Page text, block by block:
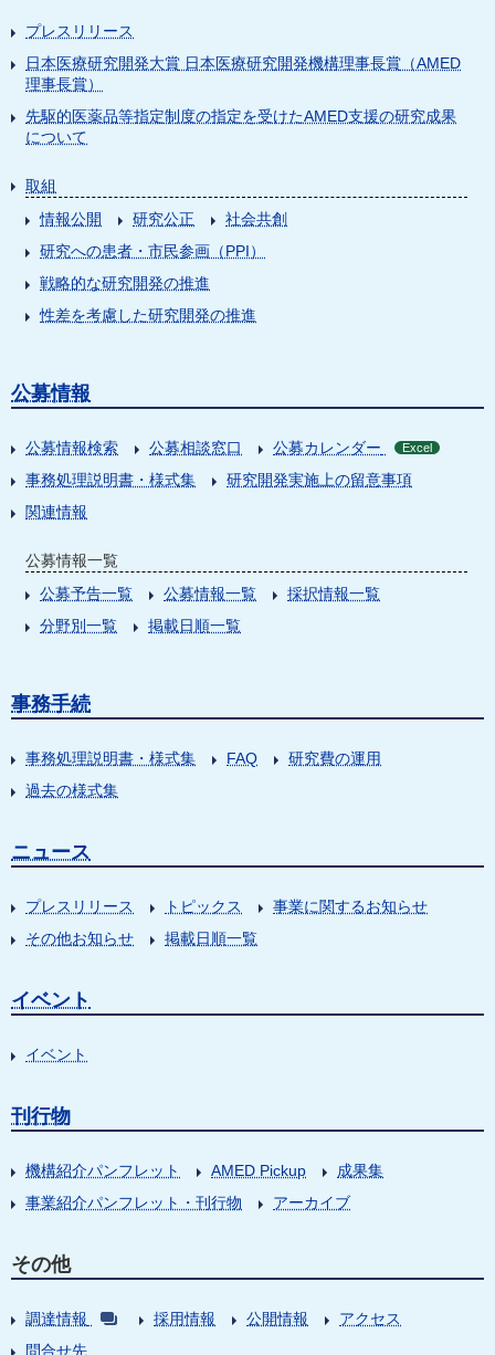
プレスリリース
日本医療研究開発大賞 日本医療研究開発機構理事長賞（AMED
理事長賞）
先駆的医薬品等指定制度の指定を受けたAMED支援の研究成果
について
取組
情報公開
研究公正
社会共創
研究への患者・市民参画（PPI）
戦略的な研究開発の推進
性差を考慮した研究開発の推進
公募情報
公募情報検索 公募相談窓口 公募カレンダー Excel
事務処理説明書・様式集
研究開発実施上の留意事項
関連情報
公募情報一覧
公募予告一覧
公募情報一覧
採択情報一覧
分野別一覧
掲載日順一覧
事務手続
事務処理説明書・様式集 FAQ
研究費の運用
過去の様式集
ニュース
プレスリリース トピックス
事業に関するお知らせ
その他お知らせ
掲載日順一覧
イベント
イベント
刊行物
機構紹介パンフレット AMED Pickup
成果集
事業紹介パンフレット・刊行物
アーカイブ
その他
調達情報 採用情報 公開情報
アクセス
問合せ先